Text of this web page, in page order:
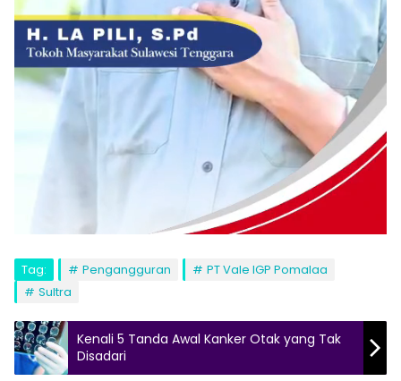
Tag: Pengangguran
PT Vale IGP Pomalaa
Sultra
Kenali 5 Tanda Awal Kanker Otak yang Tak
Disadari